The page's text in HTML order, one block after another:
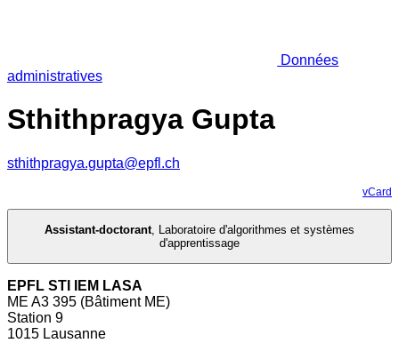
Données
administratives
Sthithpragya Gupta
sthithpragya.gupta@epfl.ch
vCard
Assistant-doctorant, Laboratoire d'algorithmes et systèmes
d'apprentissage
EPFL STI IEM LASA
ME A3 395 (Bâtiment ME)
Station 9
1015 Lausanne